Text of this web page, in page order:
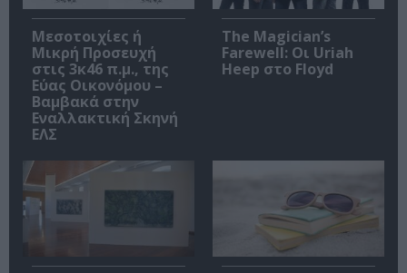
Μεσοτοιχίες ή
Μικρή Προσευχή
στις 3κ46 π.μ., της
Εύας Οικονόμου –
Βαμβακά στην
Εναλλακτική Σκηνή
ΕΛΣ
The Magician’s
Farewell: Οι Uriah
Heep στο Floyd